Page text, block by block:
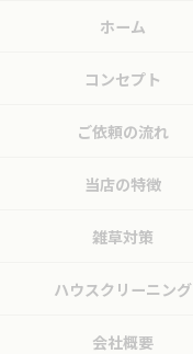
ホーム
コンセプト
ご依頼の流れ
当店の特徴
雑草対策
ハウスクリーニング
会社概要